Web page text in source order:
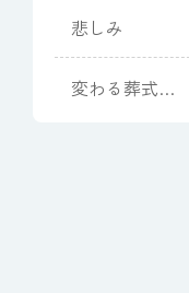
悲しみ
変わる葬式、